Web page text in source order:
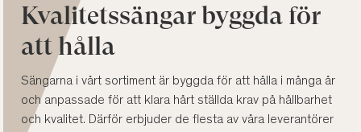
Kvalitetssängar byggda för
att hålla
Sängarna i vårt sortiment är byggda för att hålla i många år
och anpassade för att klara hårt ställda krav på hållbarhet
och kvalitet. Därför erbjuder de flesta av våra leverantörer